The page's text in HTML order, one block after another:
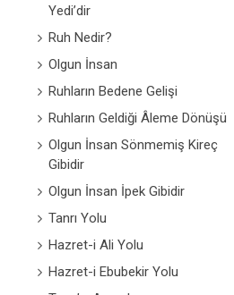
Yedi’dir
Ruh Nedir?
Olgun İnsan
Ruhların Bedene Gelişi
Ruhların Geldiği Âleme Dönüşü
Olgun İnsan Sönmemiş Kireç
Gibidir
Olgun İnsan İpek Gibidir
Tanrı Yolu
Hazret-i Ali Yolu
Hazret-i Ebubekir Yolu